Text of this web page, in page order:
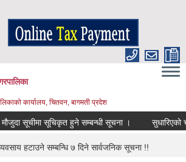
कार्यालय, चितवन, बागमती प्रदेश
सूचीमा सूचिकृत हुने सम्बन्धी सूचना । सुधारिएको
हटाउने सम्बन्धि ७ दिने सार्वजनिक सूचना !!